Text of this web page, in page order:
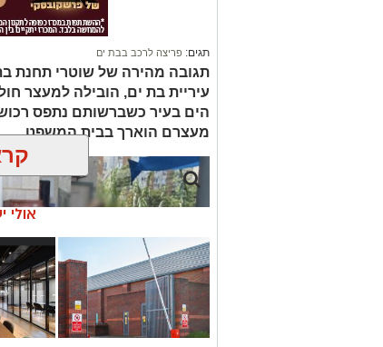
תגים: פריצה לרכב בבת ים
תגובה מהירה של שוטרי תחנת
עיריית בת ים, הובילה למעצר
הים בעיר כשברשותם נתפס
מעצרם הוארך בבית המשפט
אולי